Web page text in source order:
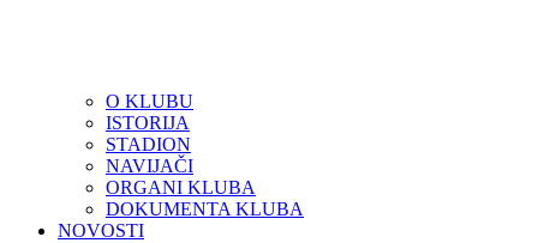
O KLUBU
ISTORIJA
STADION
NAVIJAČI
ORGANI KLUBA
DOKUMENTA KLUBA
NOVOSTI